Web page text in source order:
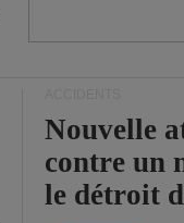
Nouvelle
contre un
le détroit